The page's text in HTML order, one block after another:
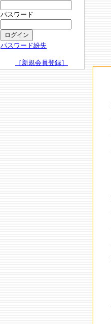
パスワード
パスワード紛失
［新規会員登録］